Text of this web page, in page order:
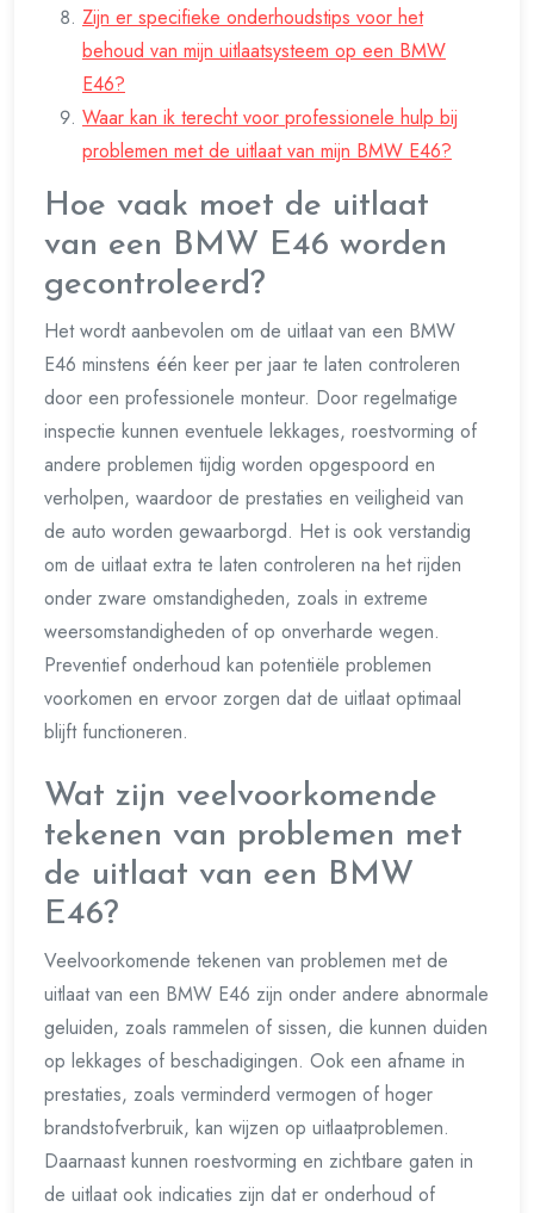
Zijn er specifieke onderhoudstips voor het
behoud van mijn uitlaatsysteem op een BMW
E46?
Waar kan ik terecht voor professionele hulp bij
problemen met de uitlaat van mijn BMW E46?
Hoe vaak moet de uitlaat
van een BMW E46 worden
gecontroleerd?
Het wordt aanbevolen om de uitlaat van een BMW
E46 minstens één keer per jaar te laten controleren
door een professionele monteur. Door regelmatige
inspectie kunnen eventuele lekkages, roestvorming of
andere problemen tijdig worden opgespoord en
verholpen, waardoor de prestaties en veiligheid van
de auto worden gewaarborgd. Het is ook verstandig
om de uitlaat extra te laten controleren na het rijden
onder zware omstandigheden, zoals in extreme
weersomstandigheden of op onverharde wegen.
Preventief onderhoud kan potentiële problemen
voorkomen en ervoor zorgen dat de uitlaat optimaal
blijft functioneren.
Wat zijn veelvoorkomende
tekenen van problemen met
de uitlaat van een BMW
E46?
Veelvoorkomende tekenen van problemen met de
uitlaat van een BMW E46 zijn onder andere abnormale
geluiden, zoals rammelen of sissen, die kunnen duiden
op lekkages of beschadigingen. Ook een afname in
prestaties, zoals verminderd vermogen of hoger
brandstofverbruik, kan wijzen op uitlaatproblemen.
Daarnaast kunnen roestvorming en zichtbare gaten in
de uitlaat ook indicaties zijn dat er onderhoud of